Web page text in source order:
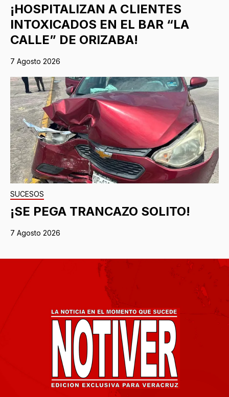
¡HOSPITALIZAN A CLIENTES
INTOXICADOS EN EL BAR “LA
CALLE” DE ORIZABA!
7 Agosto 2026
SUCESOS
¡SE PEGA TRANCAZO SOLITO!
7 Agosto 2026